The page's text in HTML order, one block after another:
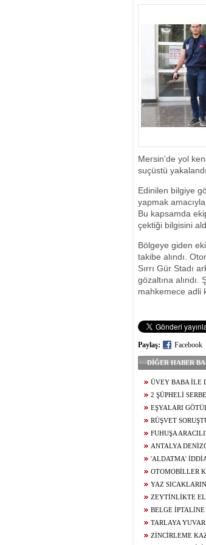
Mersin'de yol
suçüstü yakalandı.
Edinilen bilgiye
yapmak
Bu kapsamda
çektiği bilgisini
Bölgeye giden
takibe alındı.
Sırrı Gür Stadı
gözaltına alındı.
mahkemece adli
Paylaş: Facebook
DİĞER HABER
ÜVEY BABA İLE
2 ŞÜPHELİ
EŞYALARI
RÜŞVET
FUHUŞA
ANTALYA
SALDIRISINA
'ALDATMA'
OTOMOBİLLER
YAZ
ZEYTİNLİKTE
BELGE
TARLAYA
YARALANDI
ZİNCİRLEME